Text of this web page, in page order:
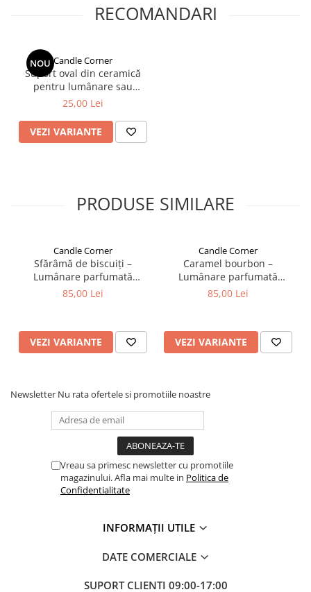
RECOMANDARI
NOU Candle Corner
Suport oval din ceramică
pentru lumânare sau
bijuterii – 9x17,5 cm
25,00 Lei
VEZI VARIANTE
PRODUSE SIMILARE
Candle Corner
Sfărâmă de biscuiți –
Lumânare parfumată
handmade 150 g
85,00 Lei
VEZI VARIANTE
Candle Corner
Caramel bourbon –
Lumânare parfumată
handmade 150 g
85,00 Lei
VEZI VARIANTE
Newsletter Nu rata ofertele si promotiile noastre
Vreau sa primesc newsletter cu promotiile
magazinului. Afla mai multe in Politica de
Confidentialitate
INFORMAȚII UTILE
DATE COMERCIALE
SUPORT CLIENTI 09:00-17:00